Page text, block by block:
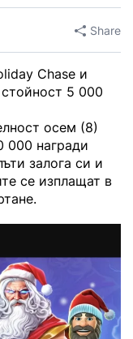
Share
Chase и
5 000
осем (8)
награди
залога си и
се изплащат в